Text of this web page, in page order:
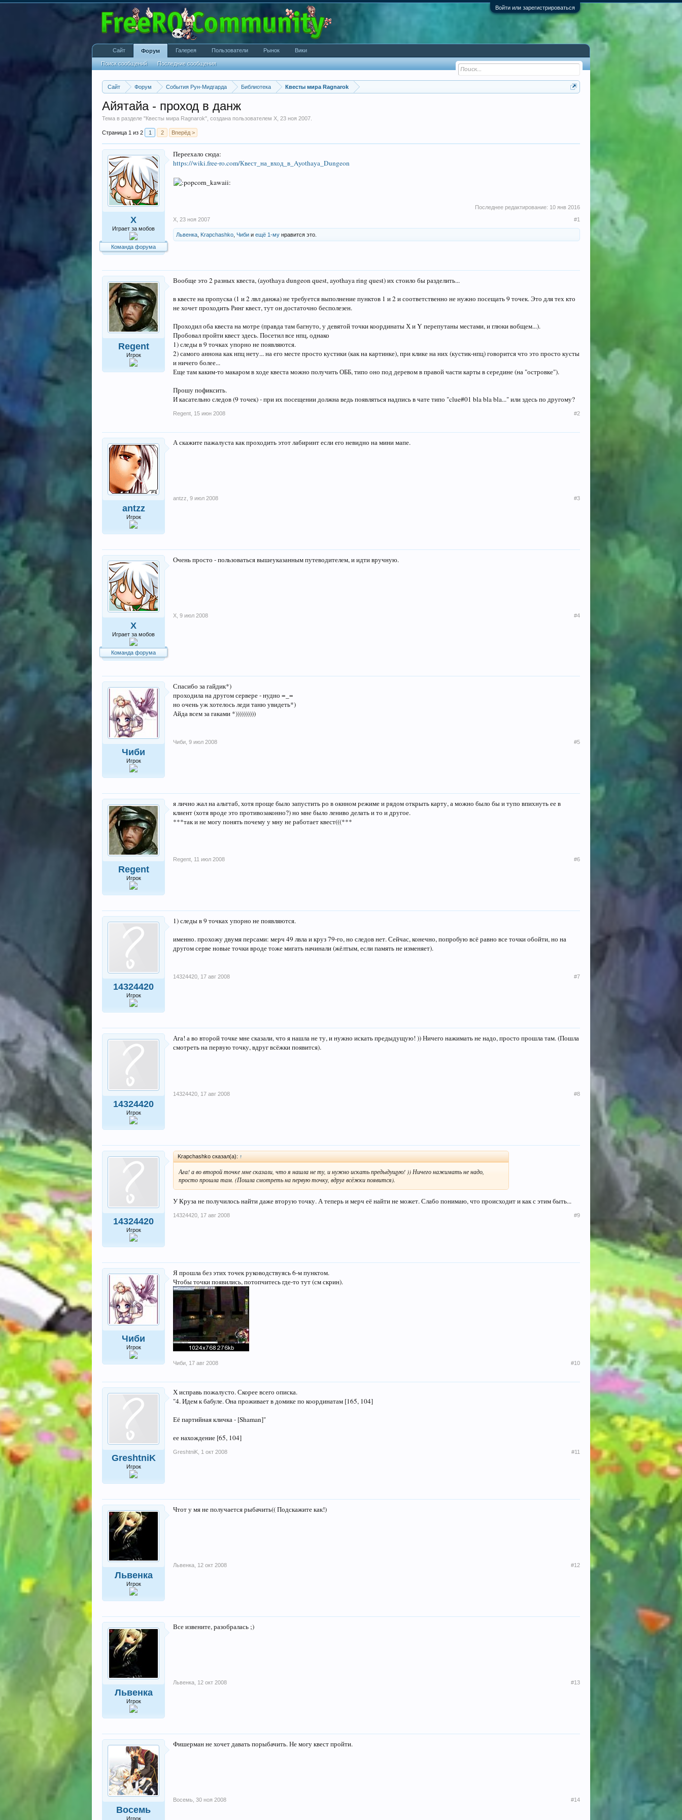
Войти или зарегистрироваться
Сайт Форум События Рун-Мидгарда Библиотека Квесты мира Ragnarok
Айятайа - проход в данж
Тема в разделе "Квесты мира Ragnarok", создана пользователем X 23 ноя 2007
Страница 1 из 2 1 2 Вперёд >
X
Играет за мобов
Команда форума
Переехало сюда:
https://wiki.free-ro.com/Квест_на_вход_в_Ayothaya_Dungeon
Последнее редактирование: 10 янв 2016
X 23 ноя 2007 #1
Львенка Krapchashko Чиби и ещё 1-му нравится это.
Regent
Игрок
Вообще это 2 разных квеста, (ayothaya dungeon quest, ayothaya ring quest) их стоило бы разделить...
в квесте на пропуска (1 и 2 лвл данжа) не требуется выполнение пунктов 1 и 2 и соответственно не нужно посещать 9 точек. Это для тех кто
не хочет проходить Ринг квест, тут он достаточно бесполезен.
Проходил оба квеста на мотре (правда там багнуто, у девятой точки координаты Х и Y перепутаны местами, и глюки вобщем...).
Пробовал пройти квест здесь. Посетил все нпц, однако
1) следы в 9 точках упорно не появляются.
2) самого аннона как нпц нету... на его месте просто кустики (как на картинке), при клике на них (кустик-нпц) говорится что это просто кусты
и ничего более...
Еще там каким-то макаром в ходе квеста можно получить ОББ, типо оно под деревом в правой части карты в середине (на "островке").
Прошу пофиксить.
И касательно следов (9 точек) - при их посещении должна ведь появляться надпись в чате типо "clue#01 bla bla bla..." или здесь по другому?
Regent 15 июн 2008 #2
antzz
Игрок
А скажите пажалуста как проходить этот лабиринт если его невидно на мини мапе.
antzz 9 июл 2008 #3
X
Играет за мобов
Команда форума
Очень просто - пользоваться вышеуказанным путеводителем, и идти вручную.
X 9 июл 2008 #4
Чиби
Игрок
Спасибо за гайдик*)
проходила на другом сервере - нудно =_=
но очень уж хотелось леди таню увидеть*)
Айда всем за гаками *))))))))))
Чиби 9 июл 2008 #5
Regent
Игрок
я лично жал на альттаб, хотя проще было запустить ро в окнном режиме и рядом открыть карту, а можно было бы и тупо впихнуть ее в
клиент (хотя вроде это противозаконно?) но мне было лениво делать и то и другое.
***так и не могу понять почему у мну не работает квест(((***
Regent 11 июл 2008 #6
14324420
Игрок
1) следы в 9 точках упорно не появляются.
именно. прохожу двумя персами: мерч 49 лвла и круз 79-го, но следов нет. Сейчас, конечно, попробую всё равно все точки обойти, но на
другом серве новые точки вроде тоже мигать начинали (жёлтым, если память не изменяет).
14324420 17 авг 2008 #7
14324420
Игрок
Ага! а во второй точке мне сказали, что я нашла не ту, и нужно искать предыдущую! )) Ничего нажимать не надо, просто прошла там. (Пошла
смотреть на первую точку, вдруг всёжки появится).
14324420 17 авг 2008 #8
14324420
Игрок
Krapchashko сказал(а): ↑
Ага! а во второй точке мне сказали, что я нашла не ту, и нужно искать предыдущую! )) Ничего нажимать не надо,
просто прошла там. (Пошла смотреть на первую точку, вдруг всёжки появится).
У Круза не получилось найти даже вторую точку. А теперь и мерч её найти не может. Слабо понимаю, что происходит и как с этим быть...
14324420 17 авг 2008 #9
Чиби
Игрок
Я прошла без этих точек руководствуясь 6-м пунктом.
Чтобы точки появились, потопчитесь где-то тут (см скрин).
Чиби 17 авг 2008 #10
GreshtniK
Игрок
Х исправь пожалусто. Скорее всего описка.
"4. Идем к бабуле. Она проживает в домике по координатам [165, 104]
Её партийная кличка - [Shaman]"
ее нахождение [65, 104]
GreshtniK 1 окт 2008 #11
Львенка
Игрок
Чтот у мя не получается рыбачить(( Подскажите как!)
Львенка 12 окт 2008 #12
Львенка
Игрок
Все извените, разобралась ;)
Львенка 12 окт 2008 #13
Восемь
Игрок
Фишерман не хочет давать порыбачить. Не могу квест пройти.
Восемь 30 ноя 2008 #14
Сайт Форум
Поиск сообщений Последние сообщения
Галерея Пользователи Рынок Вики